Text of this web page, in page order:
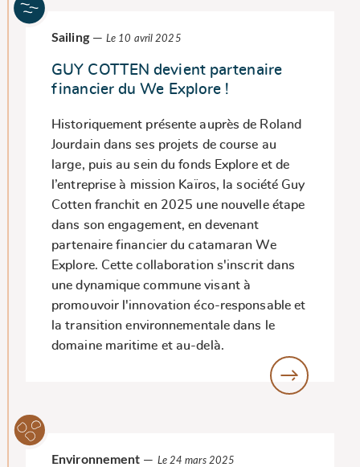
Sailing—Le 10 avril 2025
GUY COTTEN devient partenaire
financier du We Explore !
Historiquement présente auprès de Roland
Jourdain dans ses projets de course au
large, puis au sein du fonds Explore et de
l’entreprise à mission Kaïros, la société Guy
Cotten franchit en 2025 une nouvelle étape
dans son engagement, en devenant
partenaire financier du catamaran We
Explore. Cette collaboration s'inscrit dans
une dynamique commune visant à
promouvoir l'innovation éco-responsable et
la transition environnementale dans le
domaine maritime et au-delà.
Environnement — Le 24 mars 2025